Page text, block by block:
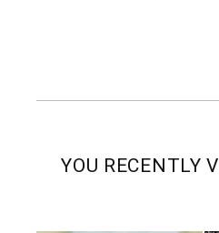
YOU RECENTLY